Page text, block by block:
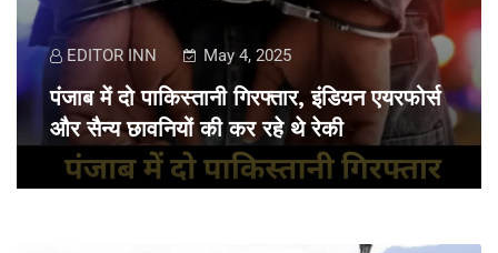
EDITOR INN May 4, 2025
पंजाब में दो पाकिस्तानी गिरफ्तार, इंडियन एयरफोर्स
और सैन्य छावनियों की कर रहे थे रेकी